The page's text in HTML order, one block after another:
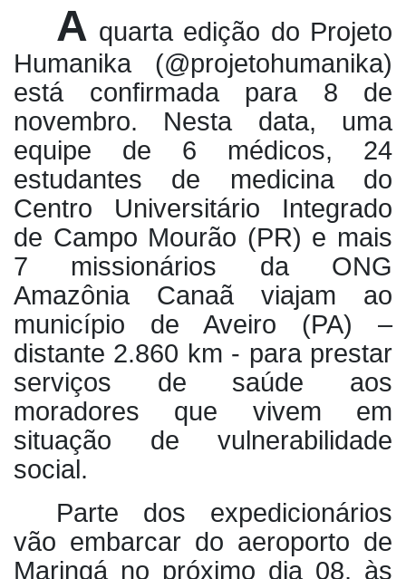
A quarta edição do Projeto
Humanika (@projetohumanika)
está confirmada para 8 de
novembro. Nesta data, uma
equipe de 6 médicos, 24
estudantes de medicina do
Centro Universitário Integrado
de Campo Mourão (PR) e mais
7 missionários da ONG
Amazônia Canaã viajam ao
município de Aveiro (PA) –
distante 2.860 km - para prestar
serviços de saúde aos
moradores que vivem em
situação de vulnerabilidade
social.
Parte dos expedicionários
vão embarcar do aeroporto de
Maringá no próximo dia 08, às